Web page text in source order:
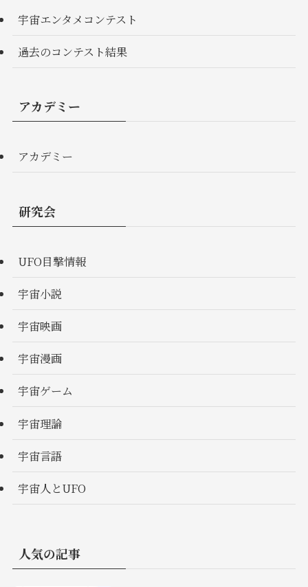
宇宙エンタメコンテスト
過去のコンテスト結果
アカデミー
アカデミー
研究会
UFO目撃情報
宇宙小説
宇宙映画
宇宙漫画
宇宙ゲーム
宇宙理論
宇宙言語
宇宙人とUFO
人気の記事